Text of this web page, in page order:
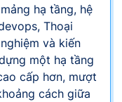
hạ tầng, hệ
Thoại
và kiến
một hạ tầng
cấp hơn, mượt
cách giữa